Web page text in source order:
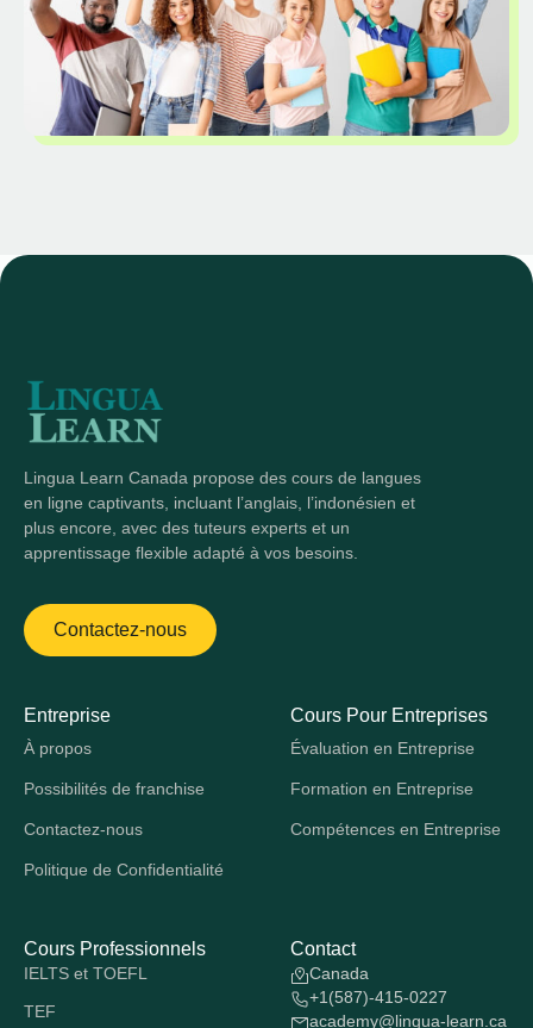
Lingua Learn Canada propose des cours de langues
en ligne captivants, incluant l’anglais, l’indonésien et
plus encore, avec des tuteurs experts et un
apprentissage flexible adapté à vos besoins.
Contactez-nous
Entreprise
À propos
Possibilités de franchise
Contactez-nous
Politique de Confidentialité
Cours Pour Entreprises
Évaluation en Entreprise
Formation en Entreprise
Compétences en Entreprise
Cours Professionnels
IELTS et TOEFL
TEF
Contact
Canada
+1(587)-415-0227
academy@lingua-learn.ca